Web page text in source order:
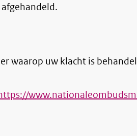
waarop uw klacht is